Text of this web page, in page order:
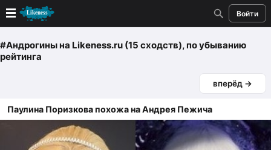
Войти
Новые
Голосование
Кандидаты
#Андрогинына Likeness.ru (15 сходств), по убыванию
рейтинга
вперёд →
Паулина Поризкова похожа на Андрея Пежича